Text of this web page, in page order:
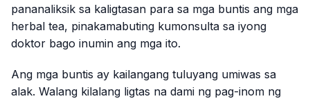
pananaliksik sa kaligtasan para sa mga buntis ang mga
herbal tea, pinakamabuting kumonsulta sa iyong
doktor bago inumin ang mga ito.
Ang mga buntis ay kailangang tuluyang umiwas sa
alak. Walang kilalang ligtas na dami ng pag-inom ng